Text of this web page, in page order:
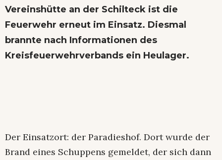
Vereinshütte an der Schilteck ist die
Feuerwehr erneut im Einsatz. Diesmal
brannte nach Informationen des
Kreisfeuerwehrverbands ein Heulager.
Der Einsatzort: der Paradieshof. Dort wurde der
Brand eines Schuppens gemeldet, der sich dann